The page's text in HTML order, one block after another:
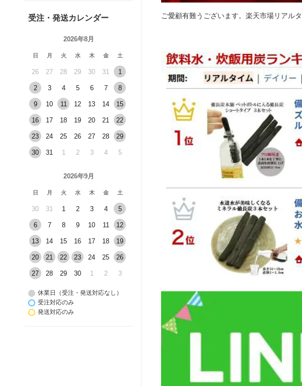
受注・発送カレンダー
2026年8月
日 月 火 水 木 金 土
26 27 28 29 30 31 1
2 3 4 5 6 7 8
9 10 11 12 13 14 15
16 17 18 19 20 21 22
23 24 25 26 27 28 29
30 31 1 2 3 4 5
2026年9月
日 月 火 水 木 金 土
30 31 1 2 3 4 5
6 7 8 9 10 11 12
13 14 15 16 17 18 19
20 21 22 23 24 25 26
27 28 29 30 1 2 3
休業日（受注・発送対応なし）
受注対応のみ
発送対応のみ
ご愛顧有難うございます。楽天市場リアル